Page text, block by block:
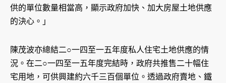
供的單位數量相當高，顯示政府加快、加大房屋土地供應
的決心。」
陳茂波亦總結二○一四至一五年度私人住宅土地供應的情
況。在二○一四至一五年度完結時，政府共推售二十幅住
宅用地，可供興建約六千三百個單位。透過政府賣地、鐵